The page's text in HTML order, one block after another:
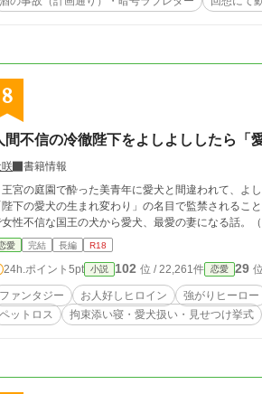
8
間不信の冷徹陛下をよしよししたら「
書籍情報
の庭園で酔った美青年に愛犬と間違われて、よし
下の愛犬の生まれ変わり」の名目で監禁されるこ
愛 完結 長編 R18
24h.ポイント 5pt 小説 102 位 / 22,261件 恋愛 29
ファンタジー お人好しヒロイン 強がりヒーロー
ペットロス
拘束添い寝・愛犬扱い・見せつけ挙式